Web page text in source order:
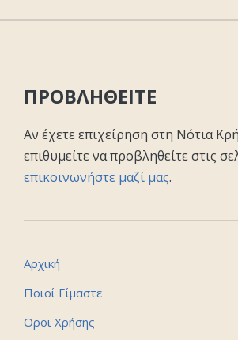
ΠΡΟΒΛΗΘΕΙΤΕ
Αν έχετε επιχείρηση στη Νότια
επιθυμείτε να προβληθείτε στις
επικοινωνήστε μαζί μας.
Αρχική
Ποιοί Είμαστε
Οροι Χρήσης